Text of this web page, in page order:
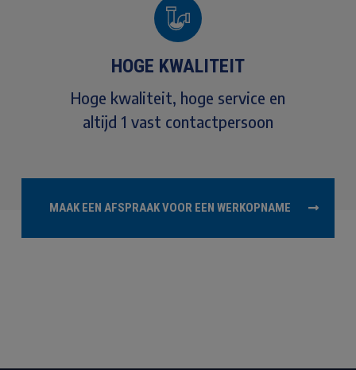
HOGE KWALITEIT
Hoge kwaliteit, hoge service en
altijd 1 vast contactpersoon
MAAK EEN AFSPRAAK VOOR EEN WERKOPNAME